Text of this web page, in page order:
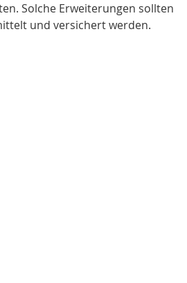
Solche Erweiterungen sollten
und versichert werden.